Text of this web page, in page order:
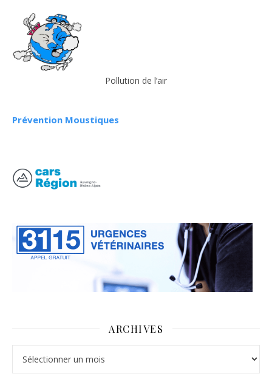
Pollution de l’air
Prévention Moustiques
ARCHIVES